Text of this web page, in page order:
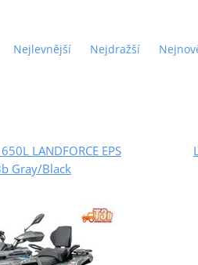
Nejlevnější Nejdražší
LANDFORCE EPS
Gray/Black